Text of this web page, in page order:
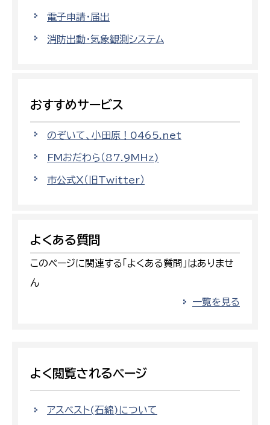
電子申請・届出
消防出動・気象観測システム
おすすめサービス
のぞいて、小田原！0465.net
FMおだわら（87.9MHz)
市公式X（旧Twitter）
よくある質問
このページに関連する「よくある質問」はありませ
ん
一覧を見る
よく閲覧されるページ
アスベスト(石綿)について